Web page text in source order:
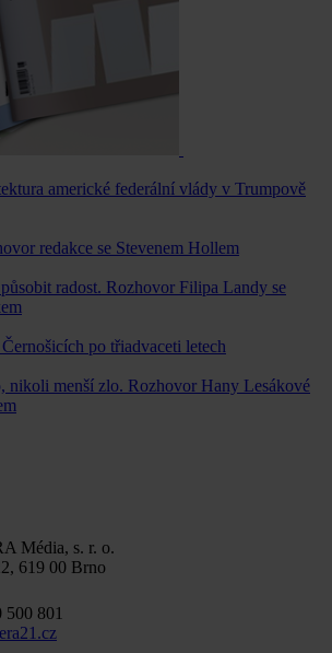
americké federální vlády v Trumpově
redakce se Stevenem Hollem
radost. Rozhovor Filipa Landy se
po třiadvaceti letech
nikoli menší zlo. Rozhovor Hany Lesákové
Média, s. r. o.
619 00 Brno
500 801